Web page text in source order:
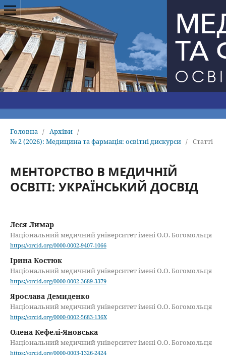
Головна / Архіви /
№ 2 (2026): Медицина та фармацiя: освiтнi дискурси / Статті
МЕНТОРСТВО В МЕДИЧНІЙ
ОСВІТІ: УКРАЇНСЬКИЙ ДОСВІД
Леся Лимар
Національний медичний університет імені О.О. Богомольця
https://orcid.org/0000-0002-9407-1066
Ірина Костюк
Національний медичний університет імені О.О. Богомольця
https://orcid.org/0000-0002-3689-3379
Ярослава Демиденко
Національний медичний університет імені О.О. Богомольця
https://orcid.org/0000-0002-5683-136X
Олена Кефелі-Яновська
Національний медичний університет імені О.О. Богомольця
https://orcid.org/0000-0003-1326-2424